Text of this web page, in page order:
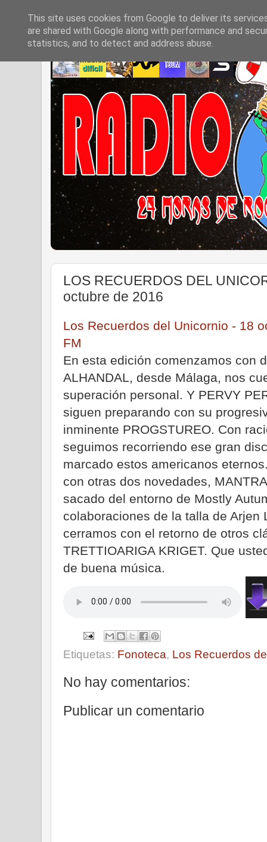
LOS RECUERDOS DEL
octubre de 2016
Los Recuerdos del Unicornio - 18
FM
En esta edición comenzamos con
ALHANDAL, desde Málaga, nos
superación personal. Y PERVY
siguen preparando con su
inminente PROGSTUREO. Con
seguimos recorriendo ese gran
marcado estos americanos
con otras dos novedades,
sacado del entorno de Mostly
colaboraciones de la talla de Arjen
cerramos con el retorno de otros
TRETTIOARIGA KRIGET. Que
de buena música.
Etiquetas: Fonoteca, Los Recuerdos
No hay comentarios:
Publicar un comentario
This site uses cookies from Google to deliver its
are shared with Google along with performance and
statistics, and to detect and address abuse.